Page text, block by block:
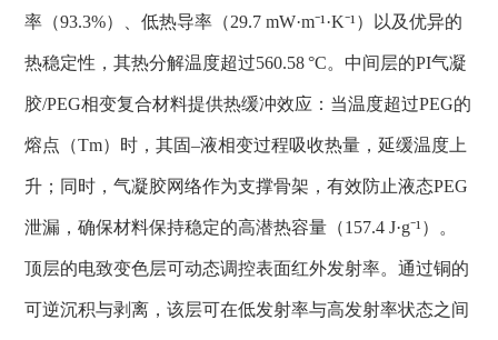
率 （93.3%）、低热导率 （29.7 mW·m⁻¹·K⁻¹）以及优异的
热稳定性，其热分解温度超过560.58 °C。中间层的PI气凝
胶/PEG相变复合材料提供热缓冲效应：当温度超过PEG的
熔点（Tm）时，其固–液相变过程吸收热量，延缓温度上
升；同时，气凝胶网络作为支撑骨架，有效防止液态PEG
泄漏，确保材料保持稳定的高潜热容量（157.4 J·g⁻¹）。
顶层的电致变色层可动态调控表面红外发射率。通过铜的
可逆沉积与剥离，该层可在低发射率与高发射率状态之间